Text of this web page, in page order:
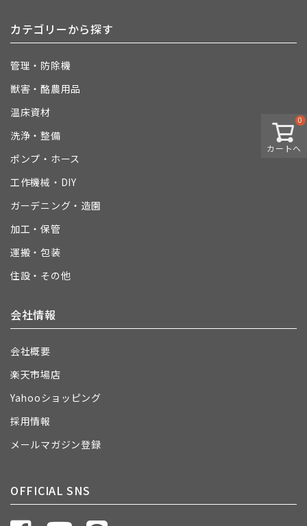
カートへ
0
カテゴリーから探す
管理・防除機
獣害・酪農用品
温床資材
洗浄・整備
ポンプ・ホース
工作機械・DIY
ガーデニング・造園
加工・保管
運搬・包装
住設・その他
会社情報
会社概要
楽天市場店
Yahooショッピング
採用情報
メールマガジン登録
OFFICIAL SNS